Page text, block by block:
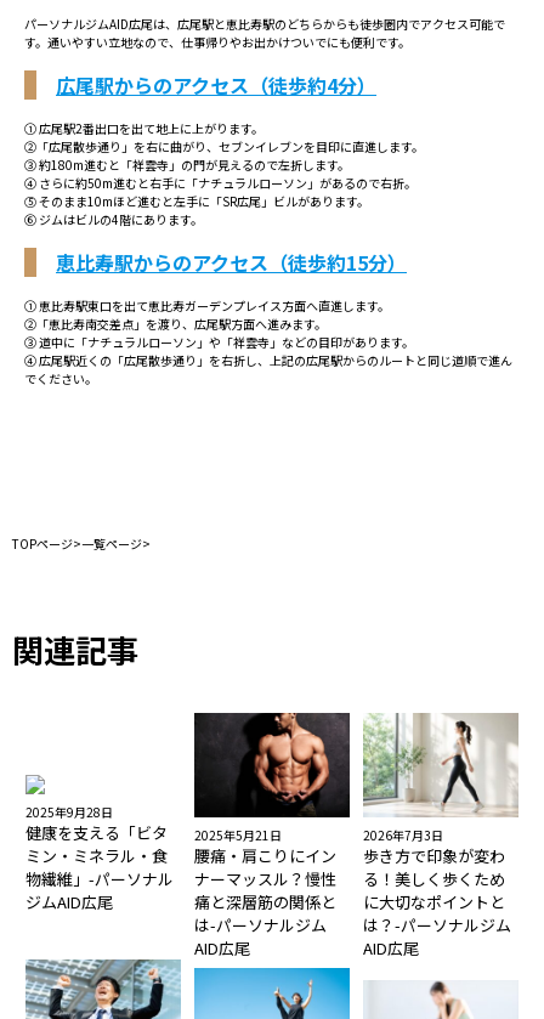
パーソナルジムAID広尾は、広尾駅と恵比寿駅のどちらからも徒歩圏内でアクセス可能で
す。通いやすい立地なので、仕事帰りやお出かけついでにも便利です。
広尾駅からのアクセス（徒歩約4分）
① 広尾駅2番出口を出て地上に上がります。
②「広尾散歩通り」を右に曲がり、セブンイレブンを目印に直進します。
③ 約180m進むと「祥雲寺」の門が見えるので左折します。
④ さらに約50m進むと右手に「ナチュラルローソン」があるので右折。
⑤ そのまま10mほど進むと左手に「SR広尾」ビルがあります。
⑥ ジムはビルの4階にあります。
恵比寿駅からのアクセス（徒歩約15分）
① 恵比寿駅東口を出て恵比寿ガーデンプレイス方面へ直進します。
②「恵比寿南交差点」を渡り、広尾駅方面へ進みます。
③ 道中に「ナチュラルローソン」や「祥雲寺」などの目印があります。
④ 広尾駅近くの「広尾散歩通り」を右折し、上記の広尾駅からのルートと同じ道順で進ん
でください。
TOPページ>一覧ページ>
関連記事
2025年9月28日
健康を支える「ビタ
ミン・ミネラル・食
物繊維」-パーソナル
ジムAID広尾
2025年5月21日
腰痛・肩こりにイン
ナーマッスル？慢性
痛と深層筋の関係と
は-パーソナルジム
AID広尾
2026年7月3日
歩き方で印象が変わ
る！美しく歩くため
に大切なポイントと
は？-パーソナルジム
AID広尾